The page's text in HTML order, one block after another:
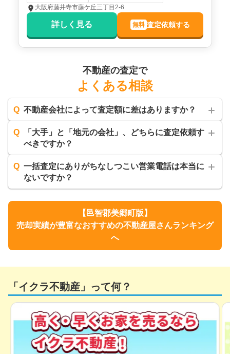
大阪府藤井寺市藤ケ丘三丁目2-6
詳しく見る 無料 査定依頼する
不動産の査定で
よくある相談
Q 不動産会社によって査定額に差はありますか？
Q
「大手」と「地元の会社」、どちらに査定依頼す
べきですか？
Q 一括査定にありがちなしつこい営業電話は本当に
ないですか？
【邑智郡美郷町版】
売却実績が豊富なおすすめの不動産屋さんランキング
へ
「イクラ不動産」って何？